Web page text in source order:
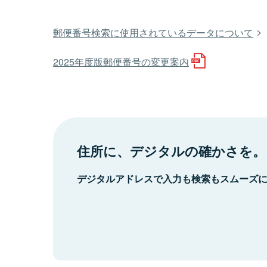
郵便番号検索に使用されているデータについて
2025年度版郵便番号の変更案内
住所に、デジタルの確かさを。
デジタルアドレスで入力も検索もスムーズ